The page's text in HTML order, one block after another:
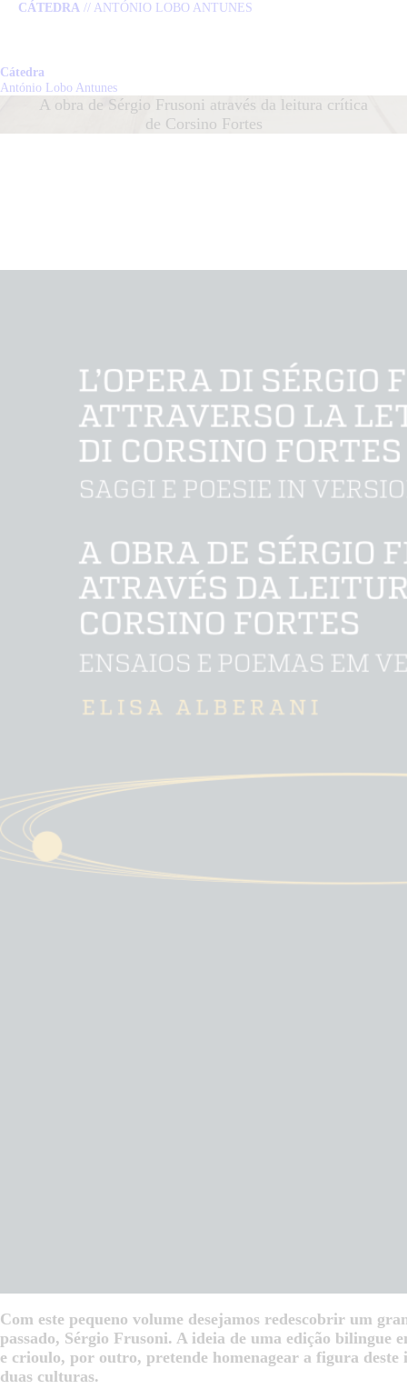
CÁTEDRA // ANTÓNIO LOBO ANTUNES
Cátedra
António Lobo Antunes
A obra de Sérgio Frusoni através da leitura crítica
de Corsino Fortes
António Lobo Antunes
CÁTEDRA
LOBO ANTUNES
Com este pequeno volume desejamos redescobrir um
passado, Sérgio Frusoni. A ideia de uma edição bilingue
e crioulo, por outro, pretende homenagear a figura deste
duas culturas.